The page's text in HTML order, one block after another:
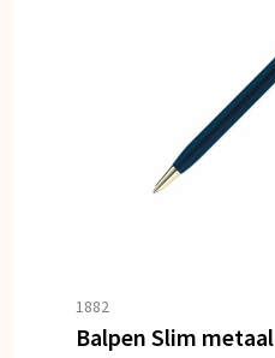
1882
Balpen Slim metaal